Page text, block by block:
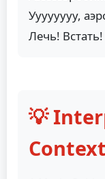
Уууууууу,
Лечь! Встать!
💡